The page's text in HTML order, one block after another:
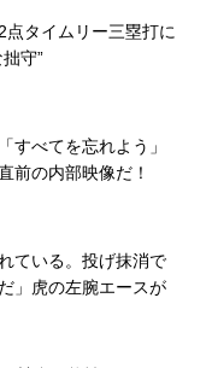
点タイムリー三塁打に
守”
すべてを忘れよう」
前の内部映像だ！
ている。投げ抹消で
」虎の左腕エースが